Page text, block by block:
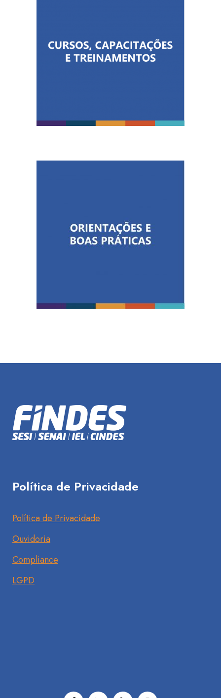
Política de Privacidade
Política de Privacidade
Ouvidoria
Compliance
LGPD